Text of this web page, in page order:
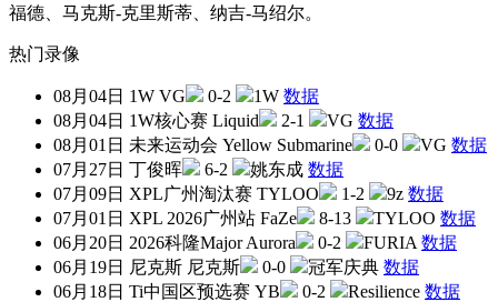
福德、马克斯-克里斯蒂、纳吉-马绍尔。
热门录像
08月04日 1W VG 0-2 1W 数据
08月04日 1W核心赛 Liquid 2-1 VG 数据
08月01日 未来运动会 Yellow Submarine 0-0 VG 数据
07月27日 丁俊晖 6-2 姚东成 数据
07月09日 XPL广州淘汰赛 TYLOO 1-2 9z 数据
07月01日 XPL 2026广州站 FaZe 8-13 TYLOO 数据
06月20日 2026科隆Major Aurora 0-2 FURIA 数据
06月19日 尼克斯 尼克斯 0-0 冠军庆典 数据
06月18日 Ti中国区预选赛 YB 0-2 Resilience 数据